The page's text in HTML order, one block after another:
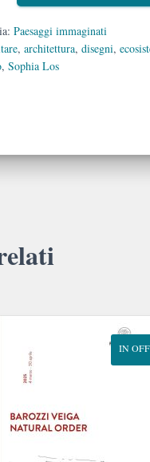
Paesaggi immaginati
, architettura, disegni,
, Sophia Los
IN